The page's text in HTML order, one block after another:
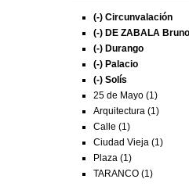
(-) Circunvalación
(-) DE ZABALA
(-) Durango
(-) Palacio
(-) Solís
25 de Mayo (1)
Arquitectura (1)
Calle (1)
Ciudad Vieja (1)
Plaza (1)
TARANCO (1)